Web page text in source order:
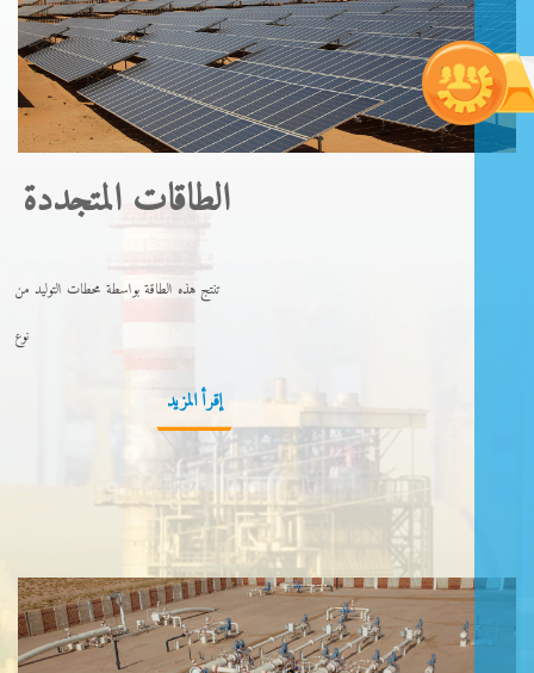
الطاقات المتجددة
تنتج هذه الطاقة بواسطة محطات التوليد من
نوع
إقرأ المزيد